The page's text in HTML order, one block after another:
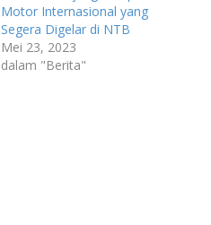
Motor Internasional yang
Segera Digelar di NTB
Mei 23, 2023
dalam "Berita"